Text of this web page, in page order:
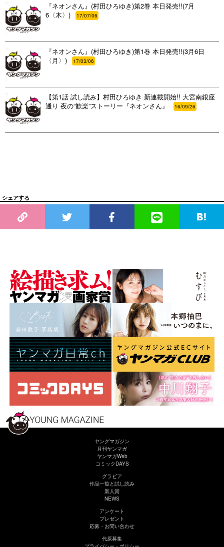
『ネオンさん』(村田ひろゆき)第2巻 本日発売!!(7月
6〈木〉)
17/07/06
『ネオンさん』(村田ひろゆき)第1巻 本日発売!!(3月6日
〈月〉)
17/03/06
【第1話 試し読み】村田ひろゆき 新連載開始!! 大宮南銀座
通り 夜の“歓楽”ストーリー『ネオンさん』
16/09/26
シェアする
ヤングマガジン
月刊ヤンマガ
ヤンマガWeb
コミックDAYS
グラビア
作品一覧と試し読み
新人賞
NEWS
アンケート
プレゼント
応募・お問い合わせ
代原募集